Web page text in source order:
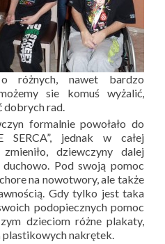
różnych, nawet bardzo
sie komuś wyżalić,
dobrych rad.
formalnie powołało do
SERCA”, jednak w całej
dziewczyny dalej
Pod swoją pomoc
na nowotwory, ale także
Gdy tylko jest taka
podopiecznych pomoc
dzieciom różne plakaty,
nakrętek.